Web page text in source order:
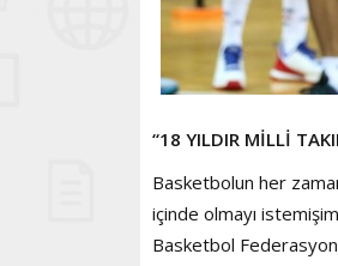
“18 YILDIR MİLLİ
Basketbolun her
içinde olmayı
Basketbol